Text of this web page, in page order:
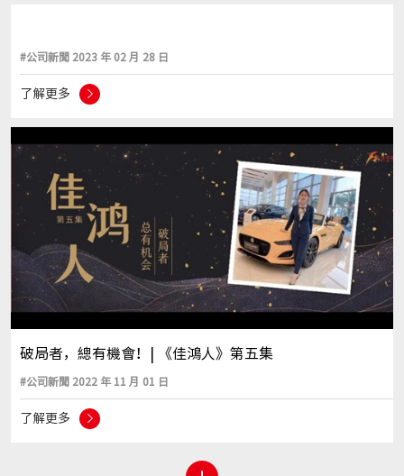
#公司新聞 2023 年 02 月 28 日
了解更多
破局者，總有機會！| 《佳鴻人》第五集
#公司新聞 2022 年 11 月 01 日
了解更多